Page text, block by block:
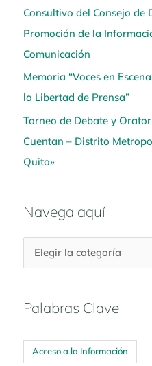
Consultivo del Consejo de
Promoción de la
Comunicación
Memoria “Voces en
la Libertad de Prensa”
Torneo de Debate y
Cuentan – Distrito
Quito»
Navega aquí
Palabras Clave
Acceso a la Información